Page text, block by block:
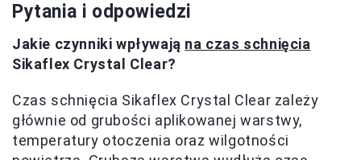
Pytania i odpowiedzi
Jakie czynniki wpływają na czas schnięcia
Sikaflex Crystal Clear?
Czas schnięcia Sikaflex Crystal Clear zależy
głównie od grubości aplikowanej warstwy,
temperatury otoczenia oraz wilgotności